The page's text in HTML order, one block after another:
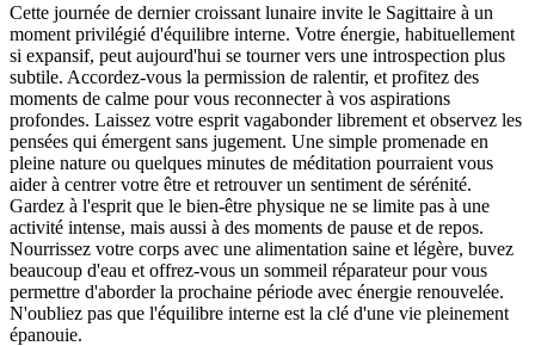
Cette journée de dernier croissant lunaire invite le Sagittaire à un
moment privilégié d'équilibre interne. Votre énergie, habituellement
si expansif, peut aujourd'hui se tourner vers une introspection plus
subtile. Accordez-vous la permission de ralentir, et profitez des
moments de calme pour vous reconnecter à vos aspirations
profondes. Laissez votre esprit vagabonder librement et observez les
pensées qui émergent sans jugement. Une simple promenade en
pleine nature ou quelques minutes de méditation pourraient vous
aider à centrer votre être et retrouver un sentiment de sérénité.
Gardez à l'esprit que le bien-être physique ne se limite pas à une
activité intense, mais aussi à des moments de pause et de repos.
Nourrissez votre corps avec une alimentation saine et légère, buvez
beaucoup d'eau et offrez-vous un sommeil réparateur pour vous
permettre d'aborder la prochaine période avec énergie renouvelée.
N'oubliez pas que l'équilibre interne est la clé d'une vie pleinement
épanouie.